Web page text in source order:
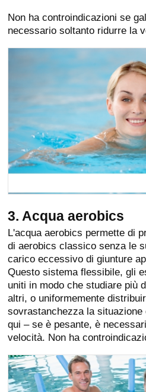
Non ha controindicazioni se
necessario soltanto ridurre la
3. Acqua aerobics
L'acqua aerobics permette di
di aerobics classico senza le
carico eccessivo di giunture
Questo sistema flessibile, gli
uniti in modo che studiare più
altri, o uniformemente
sovrastanchezza la
qui – se è pesante, è
velocità. Non ha